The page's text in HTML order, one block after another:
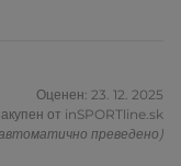
Оценен: 23. 12. 2025
от inSPORTline.sk
преведено)